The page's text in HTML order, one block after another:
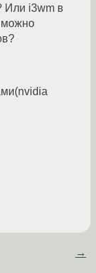
Или i3wm в
можно
→